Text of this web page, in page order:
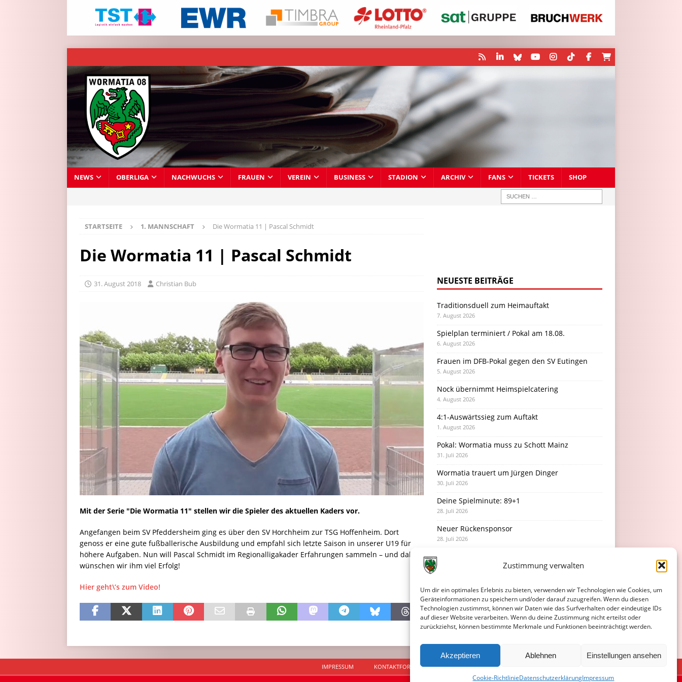
Zustimmung verwalten
Um dir ein optimales Erlebnis zu bieten, verwenden wir Technologien wie Cookies, um
Geräteinformationen zu speichern und/oder darauf zuzugreifen. Wenn du diesen
Technologien zustimmst, können wir Daten wie das Surfverhalten oder eindeutige IDs
auf dieser Website verarbeiten. Wenn du deine Zustimmung nicht erteilst oder
zurückziehst, können bestimmte Merkmale und Funktionen beeinträchtigt werden.
Akzeptieren Ablehnen Einstellungen ansehen
Cookie-RichtlinieDatenschutzerklärungImpressum
NEWS OBERLIGA NACHWUCHS FRAUEN VEREIN BUSINESS STADION ARCHIV FANS TICKETS SHOP
STARTSEITE 1. MANNSCHAFT Die Wormatia 11 | Pascal Schmidt
Die Wormatia 11 | Pascal Schmidt
31. August 2018 Christian Bub
Mit der Serie "Die Wormatia 11" stellen wir die Spieler des aktuellen Kaders vor.
Angefangen beim SV Pfeddersheim ging es über den SV Horchheim zur TSG Hoffenheim. Dort
genoss er eine gute fußballerische Ausbildung und empfahl sich letzte Saison in unserer U19 für
höhere Aufgaben. Nun will Pascal Schmidt im Regionalligakader Erfahrungen sammeln – und dabei
wünschen wir ihm viel Erfolg!
Hier geht\’s zum Video!
NEUESTE BEITRÄGE
Traditionsduell zum Heimauftakt
7. August 2026
Spielplan terminiert / Pokal am 18.08.
6. August 2026
Frauen im DFB-Pokal gegen den SV Eutingen
5. August 2026
Nock übernimmt Heimspielcatering
4. August 2026
4:1-Auswärtssieg zum Auftakt
1. August 2026
Pokal: Wormatia muss zu Schott Mainz
31. Juli 2026
Wormatia trauert um Jürgen Dinger
30. Juli 2026
Deine Spielminute: 89+1
28. Juli 2026
Neuer Rückensponsor
28. Juli 2026
Neue Podcast-Folge: So tickt Björn!
27. Juli 2026
IMPRESSUM KONTAKTFORMULAR DATENSCHUTZERKLÄRUNG